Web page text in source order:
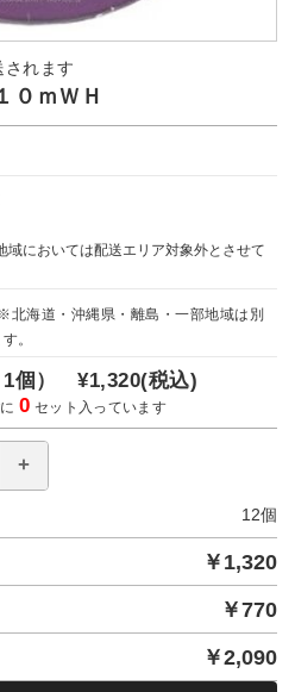
れます
０ｍＷＨ
においては配送エリア対象外とさせて
北海道・沖縄県・離島・一部地域は別
。
1個）¥1,320(税込)
に0 セット入っています
12個
￥ 1,320
￥770
￥2,090